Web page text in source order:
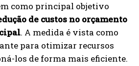
como principal objetivo
de custos no orçamento
. A medida é vista como
para otimizar recursos
los de forma mais eficiente.